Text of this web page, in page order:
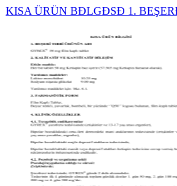
KISA ÜRÜN BĐLGĐSĐ 1.